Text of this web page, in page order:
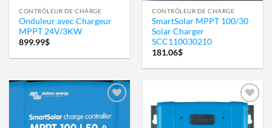
CONTRÔLEUR DE CHARGE
Onduleur avec Chargeur
MPPT 24V/3KW
899.99$
CONTRÔLEUR DE CHARGE
SmartSolar MPPT 100/30
Solar Charger
SCC110030210
181.06$
Ajouter Ajouter